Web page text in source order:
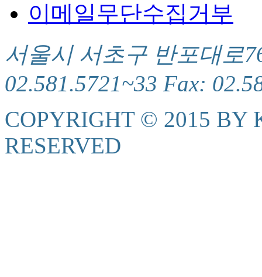
이메일무단수집거부
서울시 서초구 반포대로
02.581.5721~33 Fax:
COPYRIGHT © 2015 BY
RESERVED